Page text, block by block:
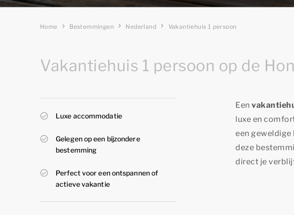
Home Bestemmingen Nederland Vakantiehuis 1 persoon
Vakantiehuis 1 persoon op de
Luxe accommodatie
Gelegen op een bijzondere
bestemming
Perfect voor een ontspannen of
actieve vakantie
Een
luxe en
een geweldige
deze
direct je